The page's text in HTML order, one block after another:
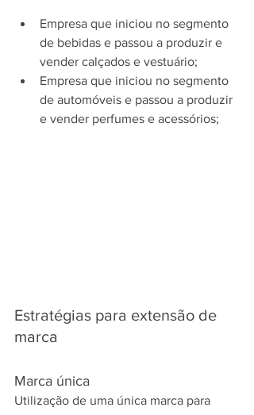
Empresa que iniciou no segmento
de bebidas e passou a produzir e
vender calçados e vestuário;
Empresa que iniciou no segmento
de automóveis e passou a produzir
e vender perfumes e acessórios;
Estratégias para extensão de
marca
Marca única
Utilização de uma única marca para